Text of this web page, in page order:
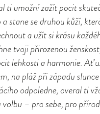
ti umožní zažít pocit
stane se druhou kůží,
a užít si krásu
tvoji přirozenou
lehkosti a harmonie. Ať
na pláž při západu
odpoledne, overal ti
– pro sebe, pro